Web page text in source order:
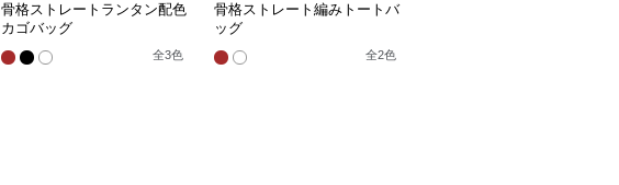
骨格ストレートランタン配色
カゴバッグ
全3色
骨格ストレート編みトートバ
ッグ
全2色